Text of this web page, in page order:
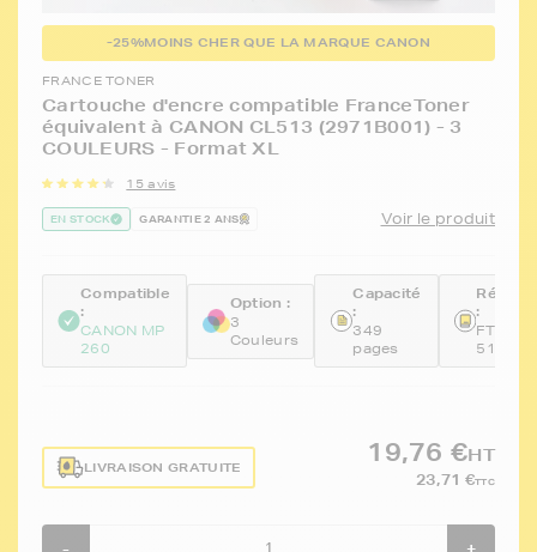
-25%MOINS CHER QUE LA MARQUE CANON
FRANCE TONER
Cartouche d'encre compatible FranceToner
équivalent à CANON CL513 (2971B001) - 3
COULEURS - Format XL
15 avis
EN STOCK GARANTIE 2 ANS Voir le produit
Compatible
:
CANON MP
260
Option :
3
Couleurs
Capacité
:
349
pages
:
FTCCL-
513
LIVRAISON GRATUITE
19,76 €HT
23,71 €TTC